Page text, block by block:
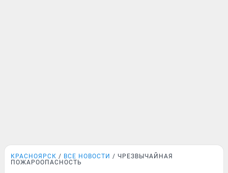
КРАСНОЯРСК ВСЕ НОВОСТИ
ЧРЕЗВЫЧАЙНАЯ
ПОЖАРООПАСНОСТЬ